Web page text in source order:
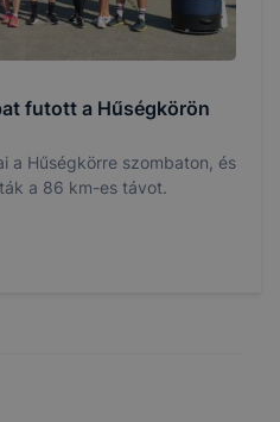
futott a Hűségkörön
a Hűségkörre szombaton, és
a 86 km-es távot.